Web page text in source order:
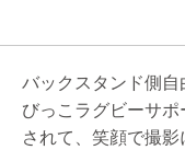
バックスタンド側
びっこラグビーサ
されて、笑顔で撮影